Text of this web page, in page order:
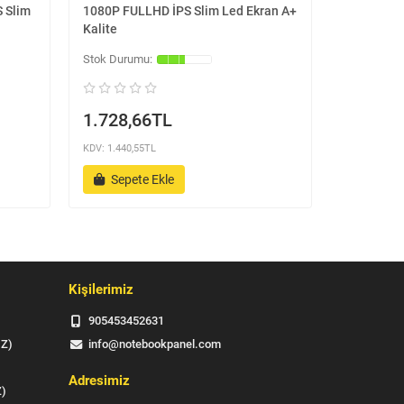
Slim
1080P FULLHD İPS Slim Led Ekran A+
Kalite
1.728,66TL
KDV: 1.440,55TL
Sepete Ekle
Kişilerimiz
905453452631
info@notebookpanel.com
Adresimiz